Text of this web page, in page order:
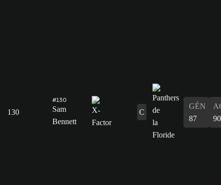
130
#130
Sam
Bennett
C
GÉN
87
90